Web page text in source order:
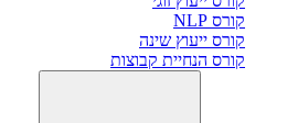
קורס NLP
קורס ייעוץ שינה
קורס הנחיית קבוצות